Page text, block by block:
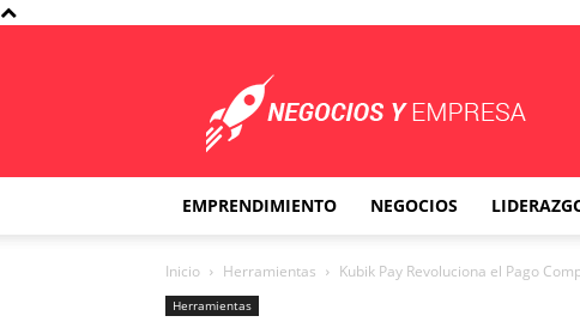
Empresa
EMPRENDIMIENTO NEGOCIOS
Inicio Herramientas Kubik Pay Revoluciona el Pago
Herramientas